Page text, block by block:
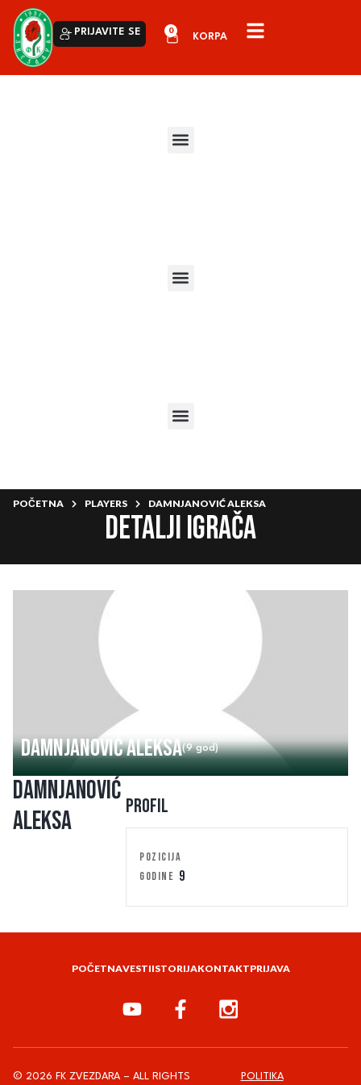
PRIJAVITE SE 0
POČETNA PLAYERS DAMNJANOVIĆ ALEKSA
Detalji igrača
Damnjanović Aleksa(9 god)
Damnjanović
Aleksa
Profil
POZICIJA
GODINE 9
POČETNAVESTIISTORIJAKONTAKTPRIJAVA
© 2026 FK ZVEZDARA – ALL RIGHTS POLITIKA